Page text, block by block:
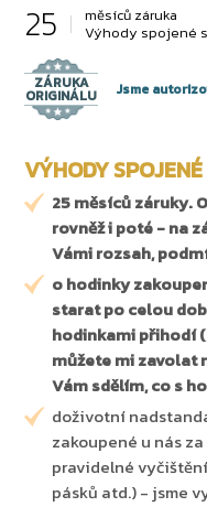
25
měsíců záruka
Výhody spojené
ZÁRUKA
ORIGINÁLU Jsme
VÝHODY
25 měsíců záruky.
rovněž i poté - na
Vámi rozsah,
o hodinky
starat po celou
hodinkami přihodí
můžete mi zavolat
Vám sdělím, co s
doživotní
zakoupené u nás
pravidelné
pásků atd.) - jsme